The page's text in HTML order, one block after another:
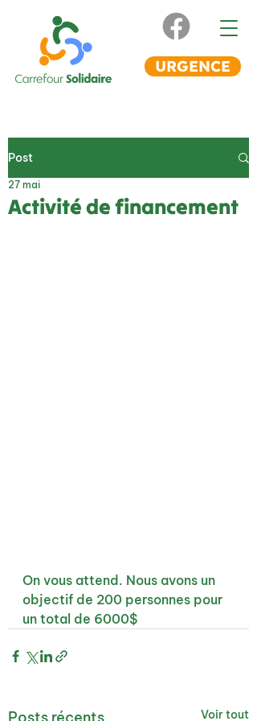
URGENCE
Post
Activité de financement
27 mai
On vous attend. Nous avons un
objectif de 200 personnes pour
un total de 6000$
Voir tout